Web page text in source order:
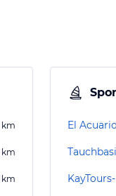
km
km
km
El